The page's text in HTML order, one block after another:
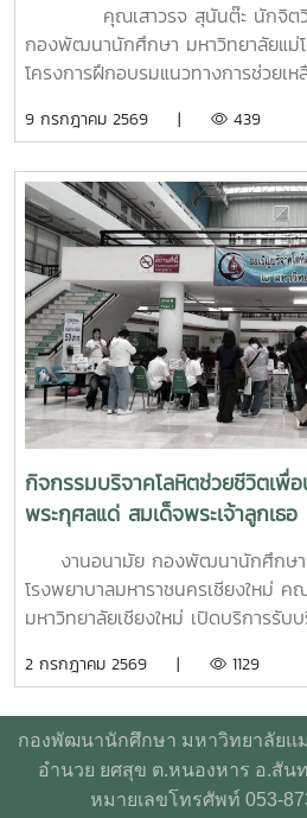
คุณเสาวรจ สุนันต๊ะ นักจิตวิท
กองพัฒนานักศึกษา มหาวิทยาลัยแม่โ
โครงการฝึกอบรมแนวทางการช่วย
ที่ 6–7 กรกฎาคม 2569 ณ ห้องบรร
บุคลากรจากทั้งเครือข่าย ทปอ. และ
เอกชนแห่งประเทศไทย (สสอท.) กา
พัฒนาองค์ความรู้และทักษะที่จำเป็น
ครอบคลุมตั้งแต่:ความรู้พื้นฐานด้านสุ
ปัญหา และปัจจัยเสี่ยงต่าง ๆ การคัด
เบื้องต้น: ด้วยเครื่องมือมาตรฐาน เช่
ST-5 ทักษะการให้คำปรึกษาเบื้องต้
(Active Listening), ความเข้าใจใส่ใ
ปฐมพยาบาลทางจิตใจ
นอกจากนี้ ยังมีการเรียนรู้ระบบการ
ฉุกเฉิน การทำงานร่วมกับผู้เชี่ยวชา
การติดตามดูแลนิสิตอย่างต่อเนื่องสำ
มุ่งเน้นการจัดการสถานการณ์วิกฤตใ
เสี่ยงต่อการฆ่าตัวตาย การทำร้ายตน
ลั่นแกล้งทางไซเบอร์
กิจกรรมเชิงป้องกันเพื่อสร้างความยื
ท้ายของการอบรมยังให้ความสำคัญกั
(Burnout) การพัฒนาทักษะการเมต
Compassion) พร้อมเปิดเวที
เปลี่ยนประสบการณ์ สะท้อนปัญหา
9 กรกฎาคม 2569 | 439
กิจกรรมบริจาคโลหิตช่วยชีวิตเพื่
พระกุศลแด่ สมเด็จพระเจ้าลูกเธ
นทิราเทพยวดี กรมหลวงราช สา
ธิดางานอนามัย กองพัฒนานักศึกษาร่
โรงพยาบาลมหาราชนครเชียงใหม่
มหาวิทยาลัยเชียงใหม่ เปิดบริการรับ
รกิติยาภา นเรนทิราเทพยวดี กรมหล
14.00 น. ณ ลานอนันต์ ปัญญาวีร์ อ
นักศึกษาที่เข้าร่วมบริจาคจะได้ชั่วโ
ละ 8 ชั่วโมง- วันที่ 1กรกฏาคม 2569
2 กรกฎาคม 2569 | 1129
กองพัฒนานักศึกษา มหาวิทยาลัยแ
อำนวย ยศสุข ต.หนองหาร อ.สัน
หมายเลขโทรศัพท์ 053-